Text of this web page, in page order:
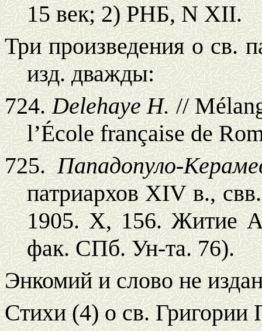
15 век; 2) РНБ, N XII.
Три произведения о св.
изд. дважды:
724.Delehaye H.//
l’École française de
725.Пападопуло-
патриархов XIV в.,
1905. Х, 156. Житие
фак. СПб. Ун-та. 76).
Энкомий и слово не
Стихи (4) о св. Григории